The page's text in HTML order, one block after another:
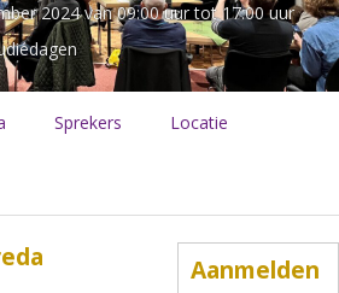
2024 van 09:00 uur tot 17:00 uur
Sprekers Locatie
Aanmelden